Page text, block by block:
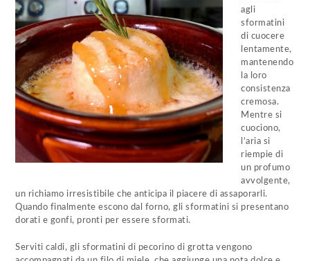
agli
sformatini
di cuocere
lentamente,
mantenendo
la loro
consistenza
cremosa.
Mentre si
cuociono,
l’aria si
riempie di
un profumo
avvolgente,
un richiamo irresistibile che anticipa il piacere di assaporarli.
Quando finalmente escono dal forno, gli sformatini si presentano
dorati e gonfi, pronti per essere sformati.
Serviti caldi, gli sformatini di pecorino di grotta vengono